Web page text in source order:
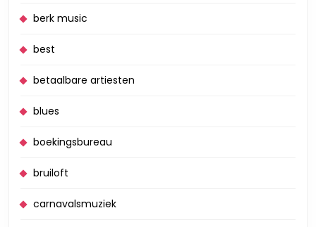
berk music
best
betaalbare artiesten
blues
boekingsbureau
bruiloft
carnavalsmuziek